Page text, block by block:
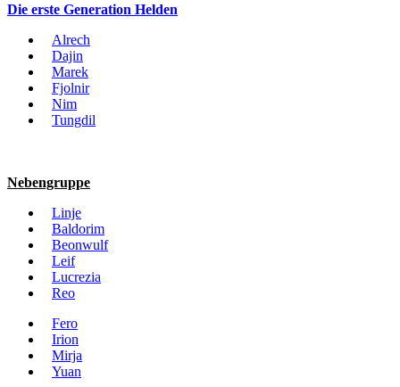
Die erste Generation Helden
Alrech
Dajin
Marek
Fjolnir
Nim
Tungdil
Nebengruppe
Linje
Baldorim
Beonwulf
Leif
Lucrezia
Reo
Fero
Irion
Mirja
Yuan